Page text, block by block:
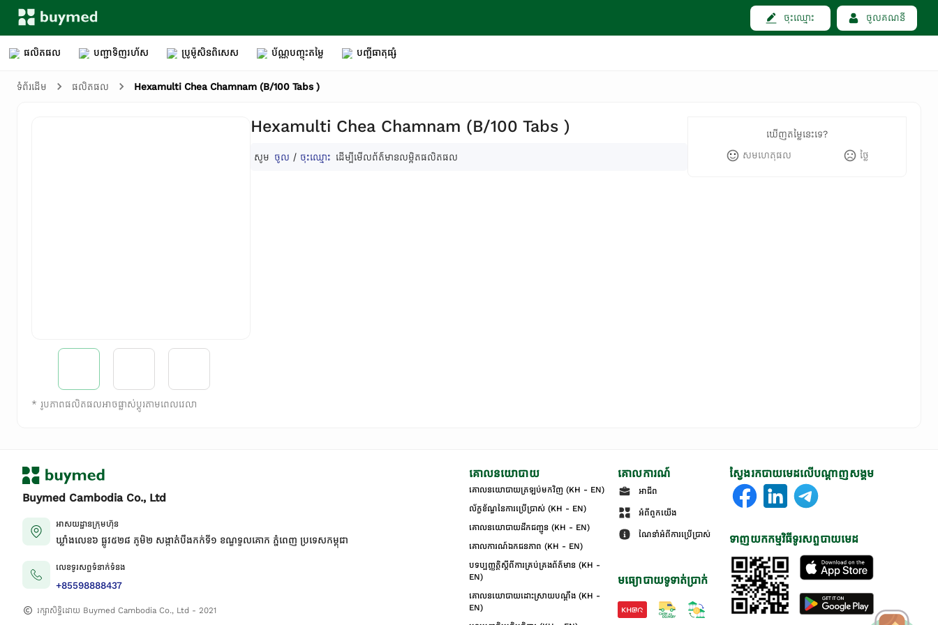
ចុះឈ្មោះ ចូលគណនី
ផលិតផល បញ្ជាទិញរហ័ស ប្រូម៉ូសិនពិសេស ប័ណ្ណបញ្ចុះតម្លៃ បញ្ជីធាតុផ្សំ
ទំព័រដើម ផលិតផល Hexamulti Chea Chamnam (B/100 Tabs )
* រូបភាពផលិតផលអាចផ្លាស់ប្តូរតាមពេលវេលា
Hexamulti Chea Chamnam (B/100 Tabs )
សូម ចូល / ចុះឈ្មោះ ដើម្បីមើលព័ត៌មានលម្អិតផលិតផល
ឃើញតម្លៃនេះទេ?
សមហេតុផល
ថ្លៃ
Buymed Cambodia Co., Ltd
អាសយដ្ឋានក្រុមហ៊ុន
ឃ្លាំងលេខ៦ ផ្លូវ៥២៨ ភូមិ២ សង្កាត់់បឹងកក់ទី១ ខណ្ឌទួលគោក ភ្នំពេញ ប្រទេសកម្ពុជា
លេខទូរសព្ទទំនាក់ទំនង
+85598888437
រក្សាសិទ្ធិដោយ Buymed Cambodia Co., Ltd - 2021
គោលនយោបាយ
គោលនយោបាយត្រឡប់មកវិញ (KH - EN)
ល័ក្ខខ័ណ្ឌនៃការប្រើប្រាស់ (KH - EN)
គោលនយោបាយដឹកជញ្ជូន (KH - EN)
គោលការណ៍ឯកជនភាព (KH - EN)
បទប្បញ្ញត្តិស្តីពីការគ្រប់គ្រងព័ត៌មាន (KH -
EN)
គោលនយោបាយដោះស្រាយបណ្ដឹង (KH -
EN)
គោលការណ៍
អាជីព
អំពីពួកយើង
ណែនាំអំពីការប្រើប្រាស់
មធ្យោបាយទូទាត់ប្រាក់
ស្វែងរកបាយមេដលើបណ្តាញសង្គម
ទាញយកកម្មវិធីទូរសព្ទបាយមេដ